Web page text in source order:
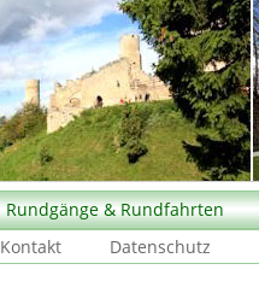
Rundgänge & Rundfahrten
Kontakt Datenschutz